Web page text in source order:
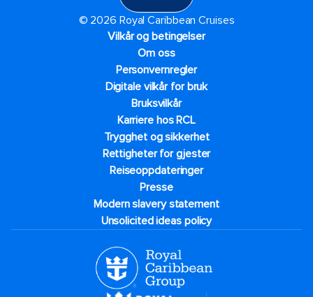
© 2026 Royal Caribbean Cruises
Vilkår og betingelser
Om oss
Personvernregler
Digitale vilkår for bruk
Bruksvilkår
Karriere hos RCL
Trygghet og sikkerhet​
Rettigheter for gjester
Reiseoppdateringer
Presse
Modern slavery statement
Unsolicited ideas policy